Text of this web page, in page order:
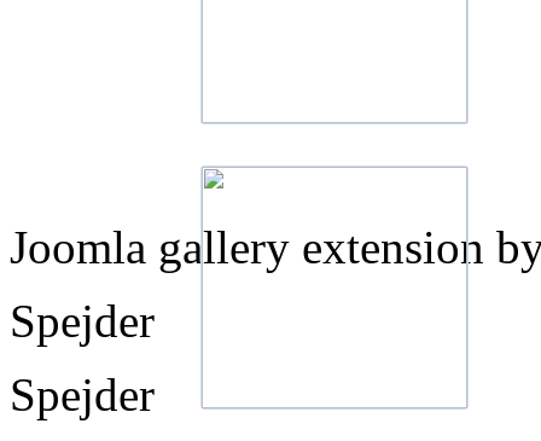
Joomla gallery extension
Spejder
Spejder